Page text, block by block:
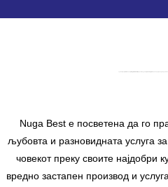
Nuga Best е посветена да го
љубовта и разновидната услуга
човекот преку своите најдобри
вредно застапен производ и